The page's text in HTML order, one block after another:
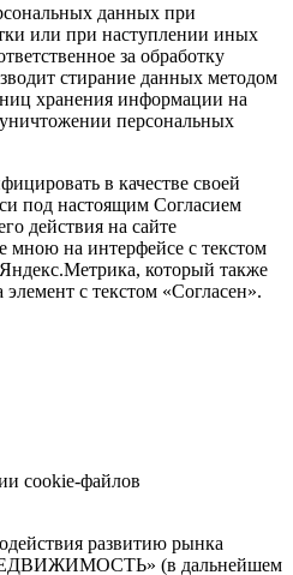
данных при
или при наступлении иных
за обработку
стирание данных методом
хранения информации на
персональных
в качестве своей
под настоящим Согласием
действия на сайте
мною на интерфейсе с текстом
который также
с текстом «Согласен».
cookie-файлов
развитию рынка
(в дальнейшем